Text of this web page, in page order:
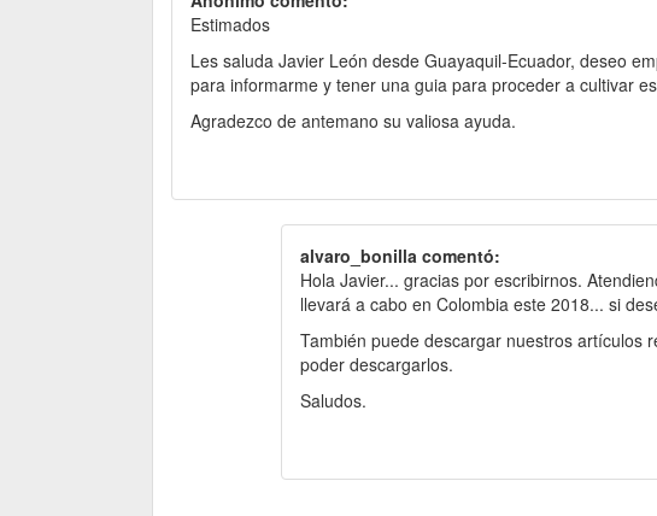
Estimados
Les saluda Javier León desde Guayaquil-Ecuador, deseo
para informarme y tener una guia para proceder a cultivar
Agradezco de antemano su valiosa ayuda.
alvaro_bonilla comentó:
Hola Javier... gracias por escribirnos.
llevará a cabo en Colombia este 2018... si
También puede descargar nuestros artículos
poder descargarlos.
Saludos.